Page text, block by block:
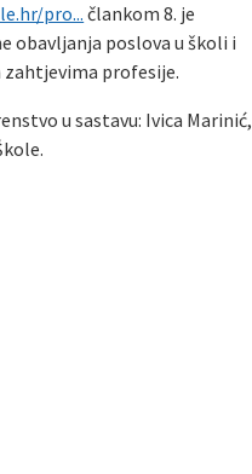
pro... člankom 8. je
obavljanja poslova u školi i
zahtjevima profesije.
u sastavu: Ivica Marinić,